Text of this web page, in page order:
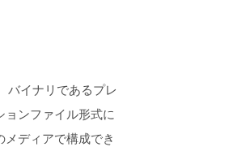
バイナリであるプレ
ンファイル形式に
ディアで構成でき